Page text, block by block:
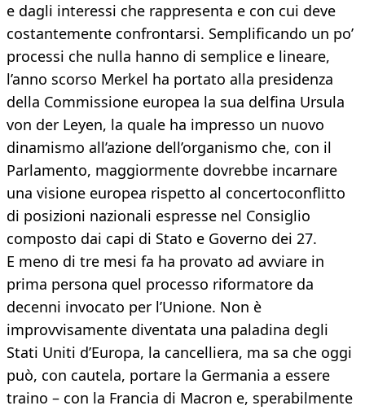
e dagli interessi che rappresenta e con cui deve
costantemente confrontarsi. Semplificando un po’
processi che nulla hanno di semplice e lineare,
l’anno scorso Merkel ha portato alla presidenza
della Commissione europea la sua delfina Ursula
von der Leyen, la quale ha impresso un nuovo
dinamismo all’azione dell’organismo che, con il
Parlamento, maggiormente dovrebbe incarnare
una visione europea rispetto al concertoconflitto
di posizioni nazionali espresse nel Consiglio
composto dai capi di Stato e Governo dei 27.
E meno di tre mesi fa ha provato ad avviare in
prima persona quel processo riformatore da
decenni invocato per l’Unione. Non è
improvvisamente diventata una paladina degli
Stati Uniti d’Europa, la cancelliera, ma sa che oggi
può, con cautela, portare la Germania a essere
traino – con la Francia di Macron e, sperabilmente